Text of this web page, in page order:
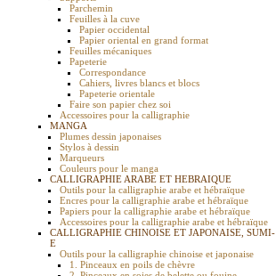
Parchemin
Feuilles à la cuve
Papier occidental
Papier oriental en grand format
Feuilles mécaniques
Papeterie
Correspondance
Cahiers, livres blancs et blocs
Papeterie orientale
Faire son papier chez soi
Accessoires pour la calligraphie
MANGA
Plumes dessin japonaises
Stylos à dessin
Marqueurs
Couleurs pour le manga
CALLIGRAPHIE ARABE ET HEBRAIQUE
Outils pour la calligraphie arabe et hébraïque
Encres pour la calligraphie arabe et hébraïque
Papiers pour la calligraphie arabe et hébraïque
Accessoires pour la calligraphie arabe et hébraïque
CALLIGRAPHIE CHINOISE ET JAPONAISE, SUMI-
E
Outils pour la calligraphie chinoise et japonaise
1. Pinceaux en poils de chèvre